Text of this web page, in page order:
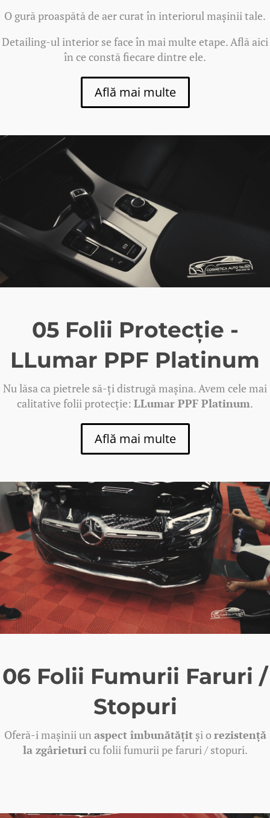
O gură proaspătă de aer curat în interiorul mașinii tale.
Detailing-ul interior se face în mai multe etape. Află aici
în ce constă fiecare dintre ele.
Află mai multe
05 Folii Protecție -
LLumar PPF Platinum
Nu lăsa ca pietrele să-ți distrugă mașina. Avem cele mai
calitative folii protecție: LLumar PPF Platinum.
Află mai multe
06 Folii Fumurii Faruri /
Stopuri
Oferă-i mașinii un aspect îmbunătățitși o rezistență
la zgârieturi cu folii fumurii pe faruri / stopuri.